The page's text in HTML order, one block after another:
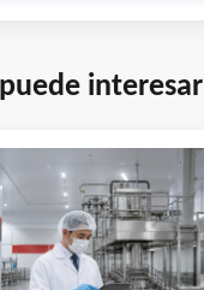
interesar